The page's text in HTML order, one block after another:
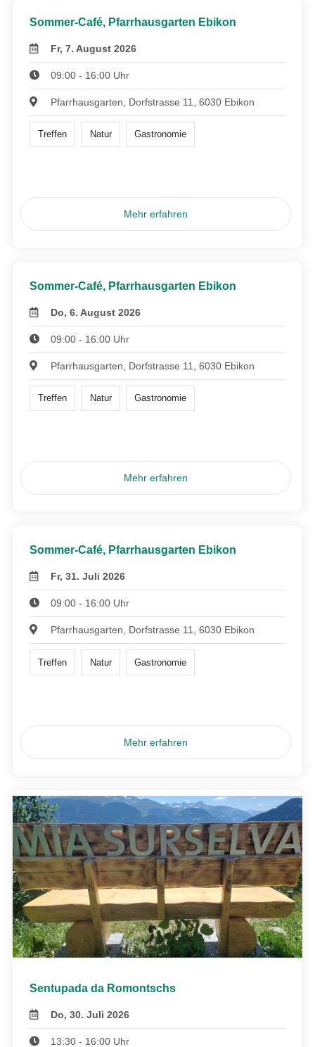
Sommer-Café, Pfarrhausgarten Ebikon
Fr, 7. August 2026
09:00 - 16:00 Uhr
Pfarrhausgarten, Dorfstrasse 11, 6030 Ebikon
Treffen Natur Gastronomie
Mehr erfahren
Sommer-Café, Pfarrhausgarten Ebikon
Do, 6. August 2026
09:00 - 16:00 Uhr
Pfarrhausgarten, Dorfstrasse 11, 6030 Ebikon
Treffen Natur Gastronomie
Mehr erfahren
Sommer-Café, Pfarrhausgarten Ebikon
Fr, 31. Juli 2026
09:00 - 16:00 Uhr
Pfarrhausgarten, Dorfstrasse 11, 6030 Ebikon
Treffen Natur Gastronomie
Mehr erfahren
Sentupada da Romontschs
Do, 30. Juli 2026
13:30 - 16:00 Uhr